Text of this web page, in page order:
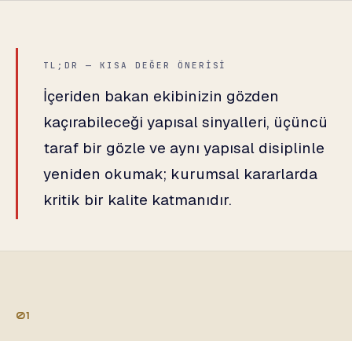
TL;DR — KISA DEĞER ÖNERISI
İçeriden bakan ekibinizin gözden
kaçırabileceği yapısal sinyalleri, üçüncü
taraf bir gözle ve aynı yapısal disiplinle
yeniden okumak; kurumsal kararlarda
kritik bir kalite katmanıdır.
01